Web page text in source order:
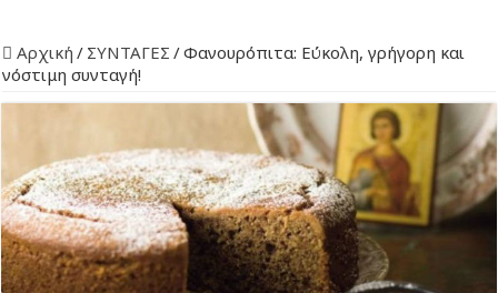
Αρχική / ΣΥΝΤΑΓΕΣ /Φανουρόπιτα: Εύκολη, γρήγορη και
νόστιμη συνταγή!